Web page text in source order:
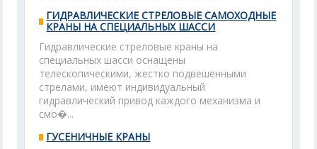
ГИДРАВЛИЧЕСКИЕ СТРЕЛОВЫЕ САМОХОДНЫЕ
КРАНЫ НА СПЕЦИАЛЬНЫХ ШАССИ
Гидравлические стреловые краны на
специальных шасси оснащены
телескопическими, жестко подвешенными
стрелами, имеют индивидуальный
гидравлический привод каждого механизма и
смо�...
ГУСЕНИЧНЫЕ КРАНЫ